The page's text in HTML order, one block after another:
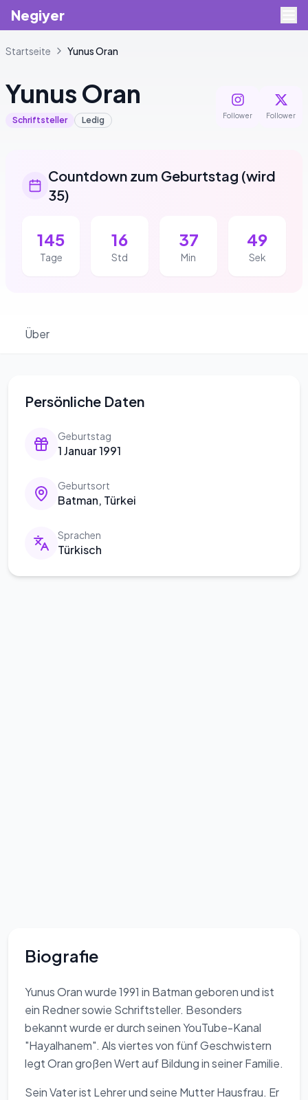
Negiyer
Startseite YunusOran
Yunus Oran
Schriftsteller Ledig Follower Follower
Countdown zum Geburtstag (wird
35)
145
Tage
16
Std
37
Min
48
Sek
Über
Persönliche Daten
Geburtstag
1 Januar 1991
Geburtsort
Batman, Türkei
Sprachen
Türkisch
Biografie
Yunus Oran wurde 1991 in Batman geboren und ist
ein Redner sowie Schriftsteller. Besonders
bekannt wurde er durch seinen YouTube-Kanal
"Hayalhanem". Als viertes von fünf Geschwistern
legt Oran großen Wert auf Bildung in seiner Familie.
Sein Vater ist Lehrer und seine Mutter Hausfrau. Er